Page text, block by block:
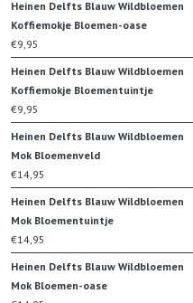
Heinen Delfts Blauw Wildbloemen
Koffiemokje Bloemen-oase
€9,95
Heinen Delfts Blauw Wildbloemen
Koffiemokje Bloementuintje
€9,95
Heinen Delfts Blauw Wildbloemen
Mok Bloemenveld
€14,95
Heinen Delfts Blauw Wildbloemen
Mok Bloementuintje
€14,95
Heinen Delfts Blauw Wildbloemen
Mok Bloemen-oase